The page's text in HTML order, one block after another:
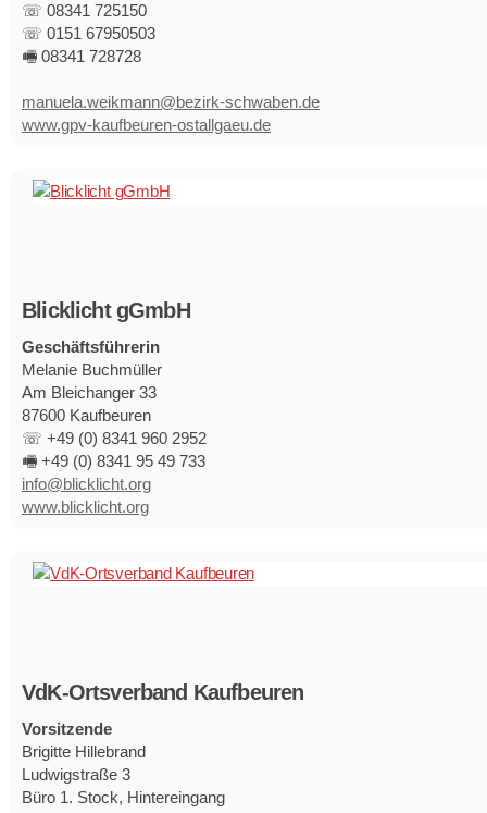
☏ 08341 725150
☏ 0151 67950503
🖷 08341 728728
manuela.weikmann@bezirk-schwaben.de
www.gpv-kaufbeuren-ostallgaeu.de
Blicklicht gGmbH
Geschäftsführerin
Melanie Buchmüller
Am Bleichanger 33
87600 Kaufbeuren
☏ +49 (0) 8341 960 2952
🖷 +49 (0) 8341 95 49 733
info@blicklicht.org
www.blicklicht.org
VdK-Ortsverband Kaufbeuren
Vorsitzende
Brigitte Hillebrand
Ludwigstraße 3
Büro 1. Stock, Hintereingang